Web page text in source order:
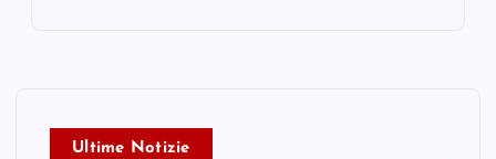
Ultime Notizie